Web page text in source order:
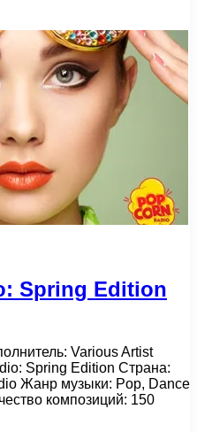
Spring Edition
Various Artist
Spring Edition Страна:
Жанр музыки: Pop, Dance
композиций: 150